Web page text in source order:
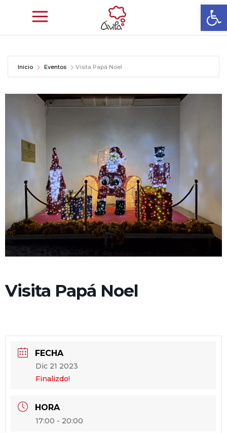
Inicio Eventos Visita Papá Noel
Visita Papá Noel
FECHA
Dic 21 2023
Finalizdo!
HORA
17:00 - 20:00